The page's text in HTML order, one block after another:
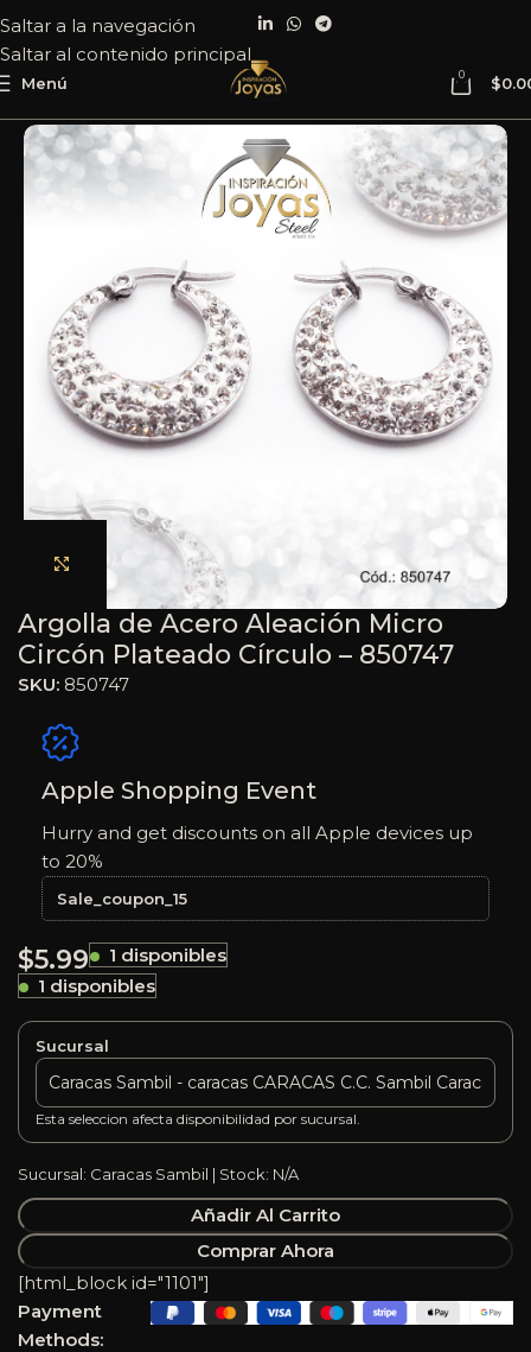
Saltar a la navegación
Saltar al contenido principal
Menú 0 $
Haga clic para ampliar
Argolla de Acero Aleación Micro
Circón Plateado Círculo – 850747
SKU: 850747
Apple Shopping Event
Hurry and get discounts on all Apple devices up
to 20%
Sale_coupon_15
$5.99
1 disponibles
1 disponibles
Sucursal
Esta seleccion afecta disponibilidad por sucursal.
Sucursal: Caracas Sambil | Stock: N/A
Añadir Al Carrito
Comprar Ahora
[html_block id="1101"]
Payment
Methods: